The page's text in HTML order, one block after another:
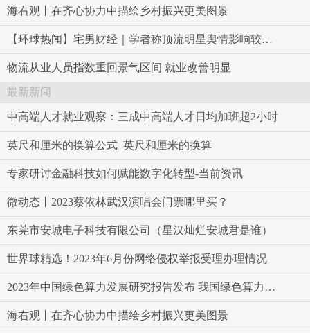
海右观丨在齐心协力中描绘乡村振兴更美图景
【环球热闻】宅男财经｜学者称顶流明星舆情影响较大，相关公司应给投资者交代
物流从业人员指数重回景气区间 就业改善明显
最新新闻
中高端人才就业观察：三成中高端人才日均加班超2小时
英尺和厘米的换算公式_英尺和厘米的换算
专家研讨金融科技如何赋能数字化转型-当前资讯
微动态丨2023蔡依林武汉演唱会门票哪里买？
东莞市安城电子科技有限公司（星汉灿烂安城君是谁）
世界球精选！2023年6月份网络侵权举报受理办理情况
2023年中国绿色算力发展研究报告发布 我国绿色算力发展态势良好 全球速看料
海右观丨在齐心协力中描绘乡村振兴更美图景